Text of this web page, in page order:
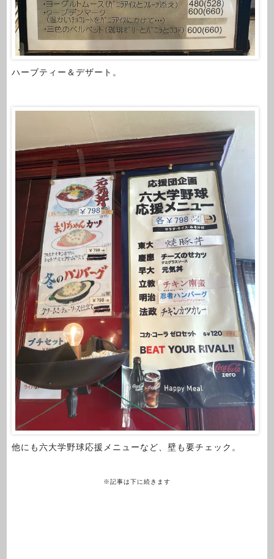
ハーブティー＆デザート。
他にも六大学野球応援メニューなど、壁も要チェック。
※記事は下に続きます